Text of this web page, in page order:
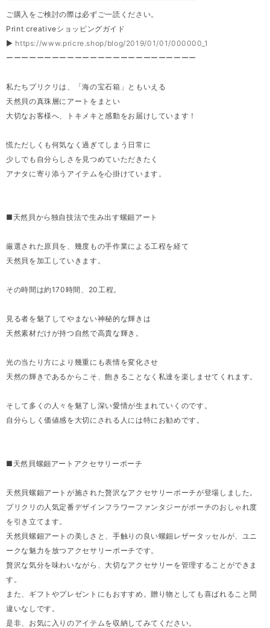
ご購入をご検討の際は必ずご一読ください。
Print creativeショッピングガイド
▶ https://www.pricre.shop/blog/2019/01/01/000000_1
ーーーーーーーーーーーーーーーーーーーーーーーーー
私たちプリクリは、「海の宝石箱」ともいえる
天然貝の真珠層にアートをまとい
大切なお客様へ、トキメキと感動をお届けしています！
慌ただしくも何気なく過ぎてしまう日常に
少しでも自分らしさを見つめていただきたく
アナタに寄り添うアイテムを心掛けています。
■天然貝から独自技法で生み出す螺鈿アート
厳選された原貝を、幾度もの手作業による工程を経て
天然貝を加工していきます。
その時間は約170時間、20工程。
見る者を魅了してやまない神秘的な輝きは
天然素材だけが持つ自然で高貴な輝き。
光の当たり方により幾重にも表情を変化させ
天然の輝きであるからこそ、飽きることなく私達を楽しませてくれます。
そして多くの人々を魅了し深い愛情が生まれていくのです。
自分らしく価値感を大切にされる人には特にお勧めです。
■天然貝螺鈿アートアクセサリーポーチ
天然貝螺鈿アートが施された贅沢なアクセサリーポーチが登場しました。
プリクリの人気定番デザインフラワーファンタジーがポーチのおしゃれ度
を引き立てます。
天然貝螺鈿アートの美しさと、手触りの良い螺鈿レザータッセルが、ユニ
ークな魅力を放つアクセサリーポーチです。
贅沢な気分を味わいながら、大切なアクセサリーを管理することができま
す。
また、ギフトやプレゼントにもおすすめ。贈り物としても喜ばれること間
違いなしです。
是非、お気に入りのアイテムを収納してみてください。